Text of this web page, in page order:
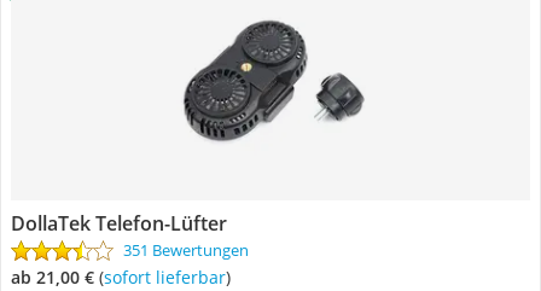
DollaTek Telefon-Lüfter
351 Bewertungen
ab 21,00 € ( Sofort lieferbar)